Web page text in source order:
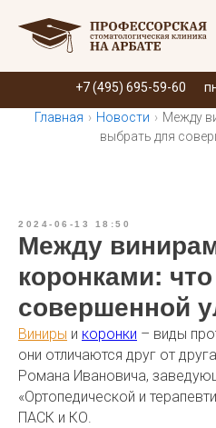
Запись
+7 (495) 695-59-60
Главная › Новости › Между
выбрать для
2024-06-13 18:50
Между
коронками:
совершенной
Виниры и коронки – виды
они отличаются друг от
Романа Ивановича,
«Ортопедической и
ПАСК и КО.